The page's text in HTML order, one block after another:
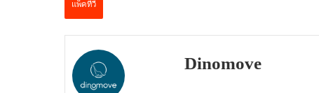
แพ็คทีวี
Dinomove